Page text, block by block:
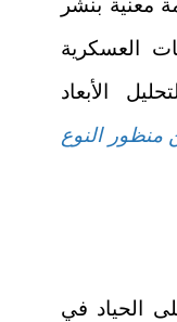
معنية بنشر
العسكرية
الأبعاد
منظور النوع
الحياد في